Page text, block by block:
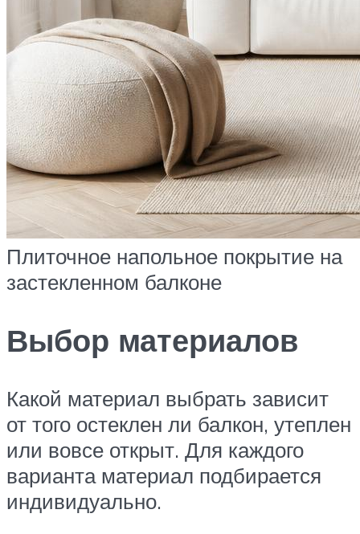
Плиточное напольное покрытие на
застекленном балконе
Выбор материалов
Какой материал выбрать зависит
от того остеклен ли балкон, утеплен
или вовсе открыт. Для каждого
варианта материал подбирается
индивидуально.